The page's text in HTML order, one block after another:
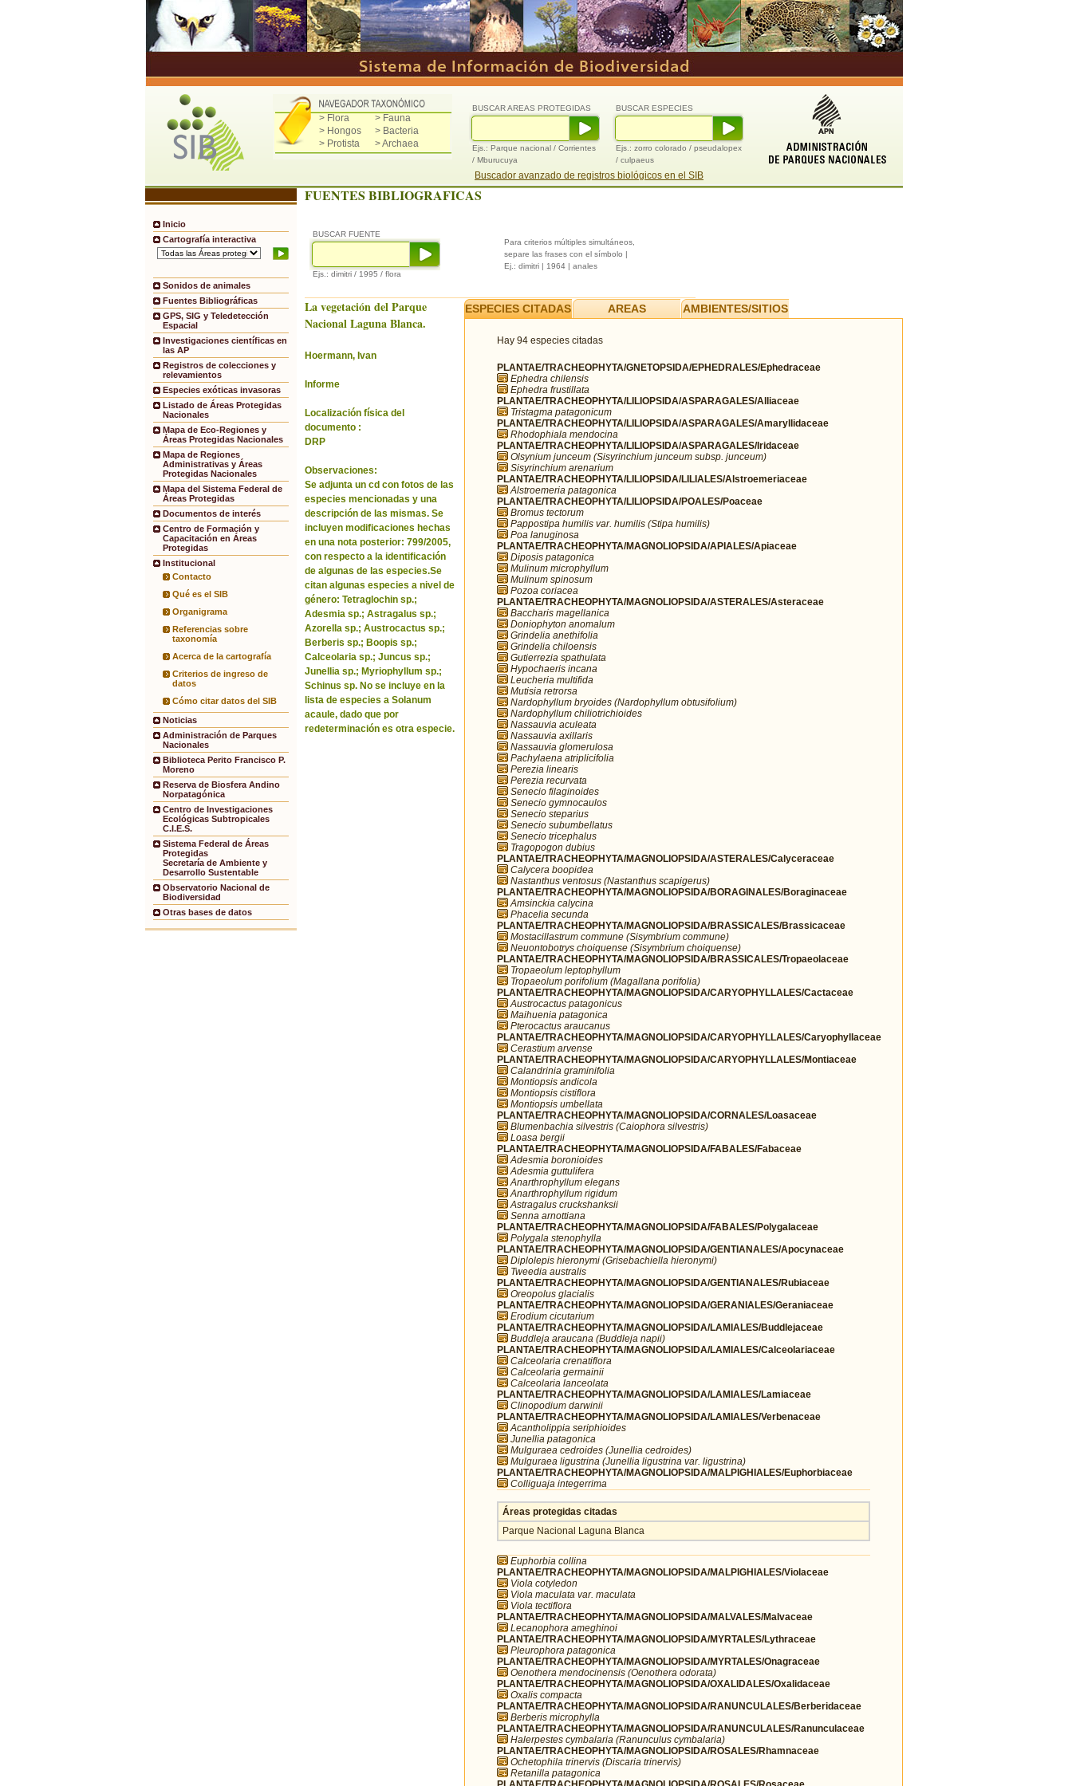
> Flora
> Fauna
> Hongos
> Bacteria
> Protista
> Archaea
BUSCAR ESPECIES
Ejs.: zorro colorado / pseudalopex
/ culpaeus
BUSCAR AREAS PROTEGIDAS
Ejs.: Parque nacional / Corrientes
/ Mburucuya
Buscador avanzado de registros biológicos en el SIB
Inicio
Cartografía interactiva
Sonidos de animales
Fuentes Bibliográficas
GPS, SIG y Teledetección
Espacial
Investigaciones científicas en
las AP
Registros de colecciones y
relevamientos
Especies exóticas invasoras
Listado de Áreas Protegidas
Nacionales
Mapa de Eco-Regiones y
Áreas Protegidas Nacionales
Mapa de Regiones
Administrativas y Áreas
Protegidas Nacionales
Mapa del Sistema Federal de
Áreas Protegidas
Documentos de interés
Centro de Formación y
Capacitación en Áreas
Protegidas
Institucional
Contacto
Qué es el SIB
Organigrama
Referencias sobre
taxonomía
Acerca de la cartografía
Criterios de ingreso de
datos
Cómo citar datos del SIB
Noticias
Administración de Parques
Nacionales
Biblioteca Perito Francisco P.
Moreno
Reserva de Biosfera Andino
Norpatagónica
Centro de Investigaciones
Ecológicas Subtropicales
C.I.E.S.
Sistema Federal de Áreas
Protegidas
Secretaría de Ambiente y
Desarrollo Sustentable
Observatorio Nacional de
Biodiversidad
Otras bases de datos
FUENTES BIBLIOGRAFICAS
BUSCAR FUENTE
Ejs.: dimitri / 1995 / flora
Para criterios múltiples simultáneos,
separe las frases con el símbolo |
Ej.: dimitri | 1964 | anales
La vegetación del Parque
Nacional Laguna Blanca.
Hoermann, Ivan
Informe
Localización física del
documento :
DRP
Observaciones:
Se adjunta un cd con fotos de las
especies mencionadas y una
descripción de las mismas. Se
incluyen modificaciones hechas
en una nota posterior: 799/2005,
con respecto a la identificación
de algunas de las especies.Se
citan algunas especies a nivel de
género: Tetraglochin sp.;
Adesmia sp.; Astragalus sp.;
Azorella sp.; Austrocactus sp.;
Berberis sp.; Boopis sp.;
Calceolaria sp.; Juncus sp.;
Junellia sp.; Myriophyllum sp.;
Schinus sp. No se incluye en la
lista de especies a Solanum
acaule, dado que por
redeterminación es otra especie.
ESPECIES CITADAS AREAS AMBIENTES/SITIOS
Hay 94 especies citadas
PLANTAE/TRACHEOPHYTA/GNETOPSIDA/EPHEDRALES/Ephedraceae
Ephedra chilensis
Ephedra frustillata
PLANTAE/TRACHEOPHYTA/LILIOPSIDA/ASPARAGALES/Alliaceae
Tristagma patagonicum
PLANTAE/TRACHEOPHYTA/LILIOPSIDA/ASPARAGALES/Amaryllidaceae
Rhodophiala mendocina
PLANTAE/TRACHEOPHYTA/LILIOPSIDA/ASPARAGALES/Iridaceae
Olsynium junceum (Sisyrinchium junceum subsp. junceum)
Sisyrinchium arenarium
PLANTAE/TRACHEOPHYTA/LILIOPSIDA/LILIALES/Alstroemeriaceae
Alstroemeria patagonica
PLANTAE/TRACHEOPHYTA/LILIOPSIDA/POALES/Poaceae
Bromus tectorum
Pappostipa humilis var. humilis (Stipa humilis)
Poa lanuginosa
PLANTAE/TRACHEOPHYTA/MAGNOLIOPSIDA/APIALES/Apiaceae
Diposis patagonica
Mulinum microphyllum
Mulinum spinosum
Pozoa coriacea
PLANTAE/TRACHEOPHYTA/MAGNOLIOPSIDA/ASTERALES/Asteraceae
Baccharis magellanica
Doniophyton anomalum
Grindelia anethifolia
Grindelia chiloensis
Gutierrezia spathulata
Hypochaeris incana
Leucheria multifida
Mutisia retrorsa
Nardophyllum bryoides (Nardophyllum obtusifolium)
Nardophyllum chiliotrichioides
Nassauvia aculeata
Nassauvia axillaris
Nassauvia glomerulosa
Pachylaena atriplicifolia
Perezia linearis
Perezia recurvata
Senecio filaginoides
Senecio gymnocaulos
Senecio steparius
Senecio subumbellatus
Senecio tricephalus
Tragopogon dubius
PLANTAE/TRACHEOPHYTA/MAGNOLIOPSIDA/ASTERALES/Calyceraceae
Calycera boopidea
Nastanthus ventosus (Nastanthus scapigerus)
PLANTAE/TRACHEOPHYTA/MAGNOLIOPSIDA/BORAGINALES/Boraginaceae
Amsinckia calycina
Phacelia secunda
PLANTAE/TRACHEOPHYTA/MAGNOLIOPSIDA/BRASSICALES/Brassicaceae
Mostacillastrum commune (Sisymbrium commune)
Neuontobotrys choiquense (Sisymbrium choiquense)
PLANTAE/TRACHEOPHYTA/MAGNOLIOPSIDA/BRASSICALES/Tropaeolaceae
Tropaeolum leptophyllum
Tropaeolum porifolium (Magallana porifolia)
PLANTAE/TRACHEOPHYTA/MAGNOLIOPSIDA/CARYOPHYLLALES/Cactaceae
Austrocactus patagonicus
Maihuenia patagonica
Pterocactus araucanus
PLANTAE/TRACHEOPHYTA/MAGNOLIOPSIDA/CARYOPHYLLALES/Caryophyllaceae
Cerastium arvense
PLANTAE/TRACHEOPHYTA/MAGNOLIOPSIDA/CARYOPHYLLALES/Montiaceae
Calandrinia graminifolia
Montiopsis andicola
Montiopsis cistiflora
Montiopsis umbellata
PLANTAE/TRACHEOPHYTA/MAGNOLIOPSIDA/CORNALES/Loasaceae
Blumenbachia silvestris (Caiophora silvestris)
Loasa bergii
PLANTAE/TRACHEOPHYTA/MAGNOLIOPSIDA/FABALES/Fabaceae
Adesmia boronioides
Adesmia guttulifera
Anarthrophyllum elegans
Anarthrophyllum rigidum
Astragalus cruckshanksii
Senna arnottiana
PLANTAE/TRACHEOPHYTA/MAGNOLIOPSIDA/FABALES/Polygalaceae
Polygala stenophylla
PLANTAE/TRACHEOPHYTA/MAGNOLIOPSIDA/GENTIANALES/Apocynaceae
Diplolepis hieronymi (Grisebachiella hieronymi)
Tweedia australis
PLANTAE/TRACHEOPHYTA/MAGNOLIOPSIDA/GENTIANALES/Rubiaceae
Oreopolus glacialis
PLANTAE/TRACHEOPHYTA/MAGNOLIOPSIDA/GERANIALES/Geraniaceae
Erodium cicutarium
PLANTAE/TRACHEOPHYTA/MAGNOLIOPSIDA/LAMIALES/Buddlejaceae
Buddleja araucana (Buddleja napii)
PLANTAE/TRACHEOPHYTA/MAGNOLIOPSIDA/LAMIALES/Calceolariaceae
Calceolaria crenatiflora
Calceolaria germainii
Calceolaria lanceolata
PLANTAE/TRACHEOPHYTA/MAGNOLIOPSIDA/LAMIALES/Lamiaceae
Clinopodium darwinii
PLANTAE/TRACHEOPHYTA/MAGNOLIOPSIDA/LAMIALES/Verbenaceae
Acantholippia seriphioides
Junellia patagonica
Mulguraea cedroides (Junellia cedroides)
Mulguraea ligustrina (Junellia ligustrina var. ligustrina)
PLANTAE/TRACHEOPHYTA/MAGNOLIOPSIDA/MALPIGHIALES/Euphorbiaceae
Colliguaja integerrima
Áreas protegidas citadas
Parque Nacional Laguna Blanca
Euphorbia collina
PLANTAE/TRACHEOPHYTA/MAGNOLIOPSIDA/MALPIGHIALES/Violaceae
Viola cotyledon
Viola maculata var. maculata
Viola tectiflora
PLANTAE/TRACHEOPHYTA/MAGNOLIOPSIDA/MALVALES/Malvaceae
Lecanophora ameghinoi
PLANTAE/TRACHEOPHYTA/MAGNOLIOPSIDA/MYRTALES/Lythraceae
Pleurophora patagonica
PLANTAE/TRACHEOPHYTA/MAGNOLIOPSIDA/MYRTALES/Onagraceae
Oenothera mendocinensis (Oenothera odorata)
PLANTAE/TRACHEOPHYTA/MAGNOLIOPSIDA/OXALIDALES/Oxalidaceae
Oxalis compacta
PLANTAE/TRACHEOPHYTA/MAGNOLIOPSIDA/RANUNCULALES/Berberidaceae
Berberis microphylla
PLANTAE/TRACHEOPHYTA/MAGNOLIOPSIDA/RANUNCULALES/Ranunculaceae
Halerpestes cymbalaria (Ranunculus cymbalaria)
PLANTAE/TRACHEOPHYTA/MAGNOLIOPSIDA/ROSALES/Rhamnaceae
Ochetophila trinervis (Discaria trinervis)
Retanilla patagonica